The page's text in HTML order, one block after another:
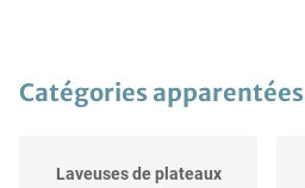
Catégories apparentées
Laveuses de plateaux